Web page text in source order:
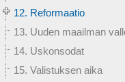
12. Reformaatio
13. Uuden maailman
14. Uskonsodat
15. Valistuksen aika